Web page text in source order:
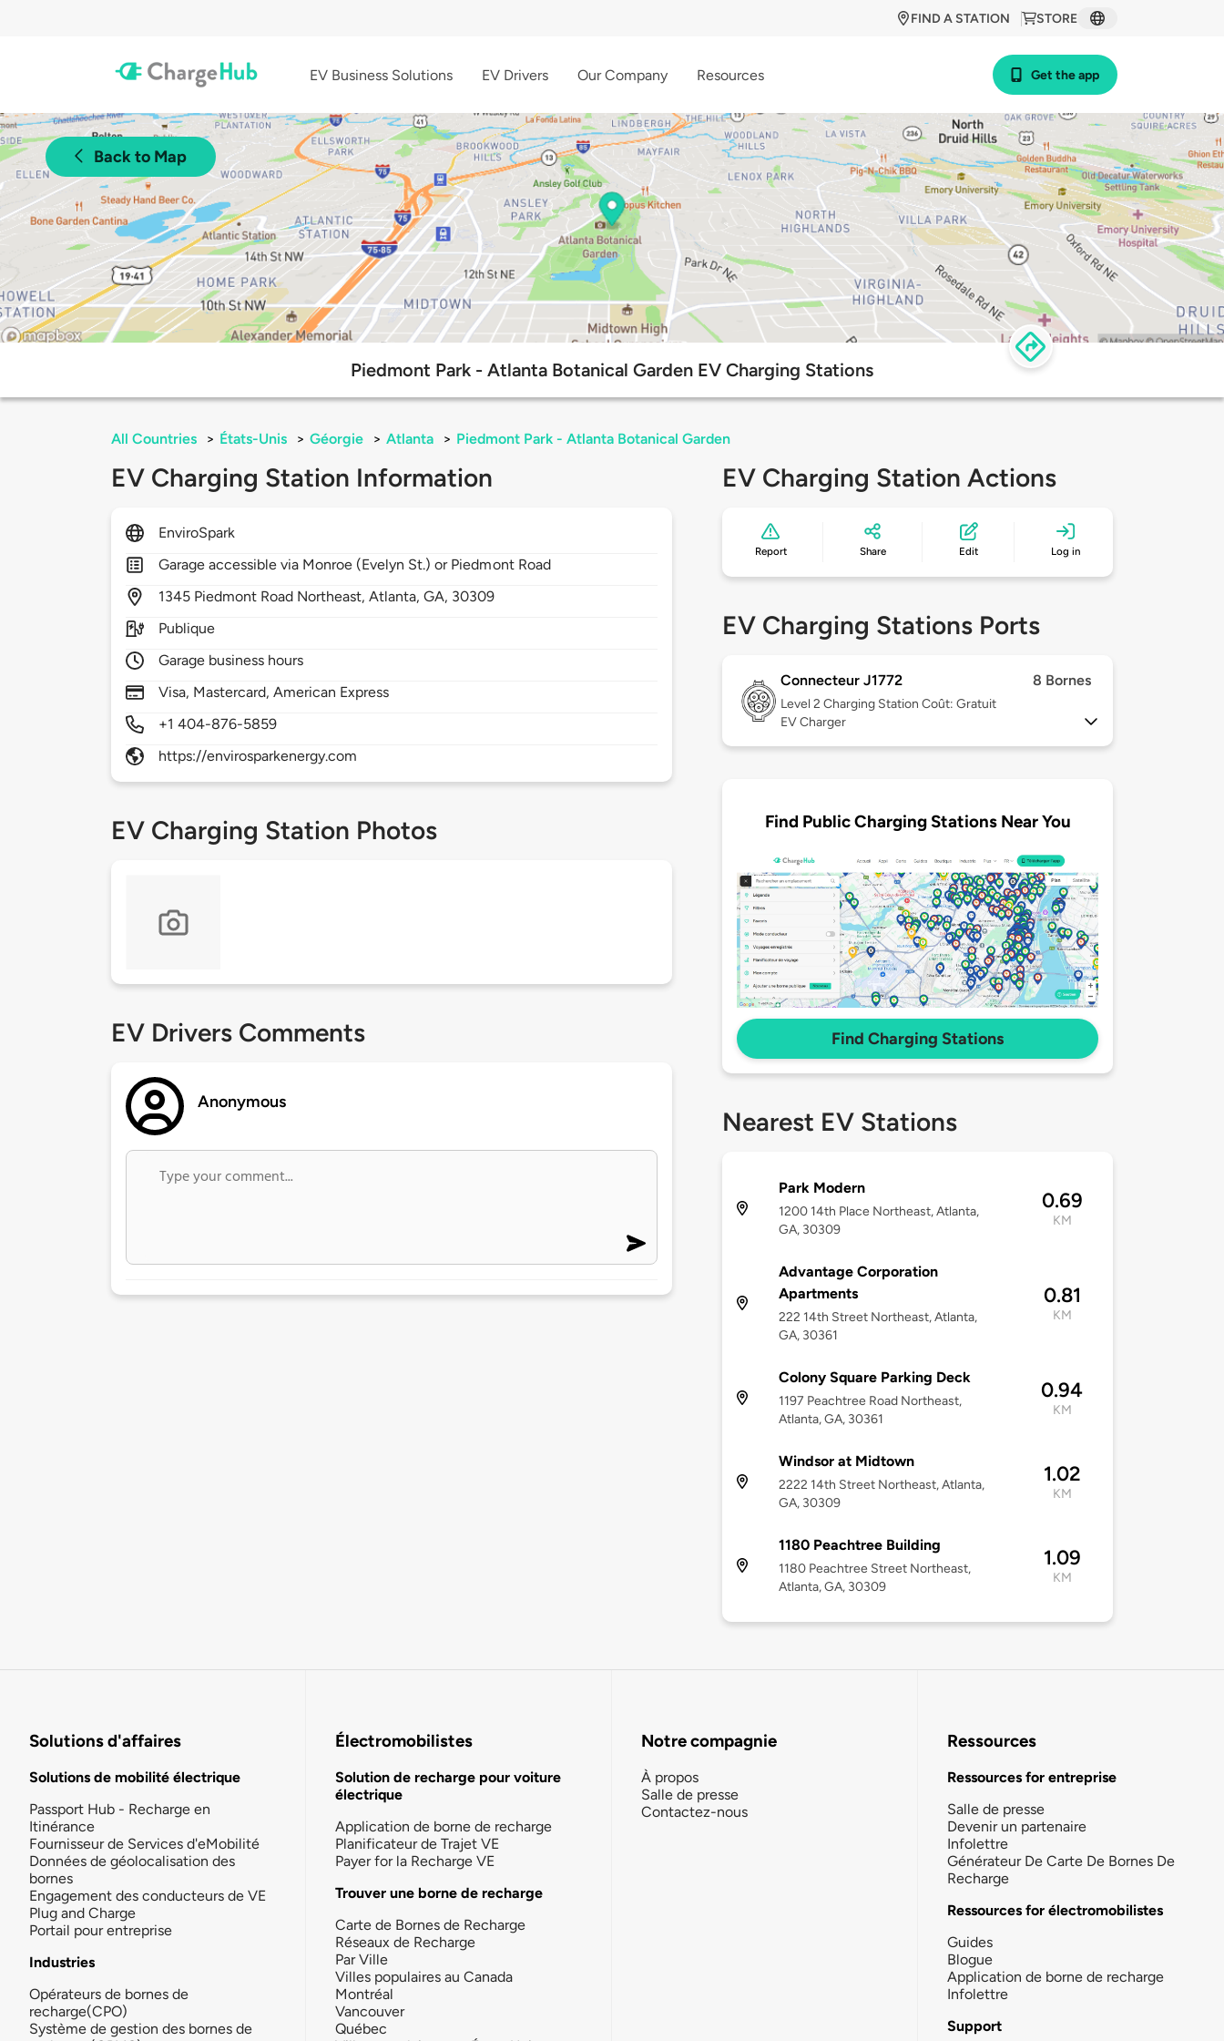
STORE
FIND A STATION
EV Business Solutions EV Drivers Our Company Resources Get the app
Back to Map
Piedmont Park - Atlanta Botanical Garden EV Charging Stations
All Countries > États-Unis > Géorgie > Atlanta > Piedmont Park - Atlanta Botanical Garden
EV Charging Station Information
EnviroSpark
Garage accessible via Monroe (Evelyn St.) or Piedmont Road
1345 Piedmont Road Northeast,Atlanta,GA, 30309
Publique
Garage business hours
Visa, Mastercard, American Express
+1 404-876-5859
https://envirosparkenergy.com
EV Charging Station Photos
EV Drivers Comments
Anonymous
EV Charging Station Actions
Report Share Edit Log in
EV Charging Stations Ports
Connecteur J1772 8 Bornes
Level 2 Charging Station Coût: Gratuit
EV Charger
Find Public Charging Stations Near You
Find Charging Stations
Nearest EV Stations
Park Modern
1200 14th Place Northeast, Atlanta,
GA, 30309
0.69
KM
Advantage Corporation
Apartments
222 14th Street Northeast, Atlanta,
GA, 30361
0.81
KM
Colony Square Parking Deck
1197 Peachtree Road Northeast,
Atlanta, GA, 30361
0.94
KM
Windsor at Midtown
2222 14th Street Northeast, Atlanta,
GA, 30309
1.02
KM
1180 Peachtree Building
1180 Peachtree Street Northeast,
Atlanta, GA, 30309
1.09
KM
Solutions d'affaires
Solutions de mobilité électrique
Passport Hub - Recharge en
Itinérance
Fournisseur de Services d'eMobilité
Données de géolocalisation des
bornes
Engagement des conducteurs de VE
Plug and Charge
Portail pour entreprise
Industries
Opérateurs de bornes de
recharge(CPO)
Système de gestion des bornes de
Électromobilistes
Solution de recharge pour voiture
électrique
Application de borne de recharge
Planificateur de Trajet VE
Payer for la Recharge VE
Trouver une borne de recharge
Carte de Bornes de Recharge
Réseaux de Recharge
Par Ville
Villes populaires au Canada
Montréal
Vancouver
Québec
Notre compagnie
À propos
Salle de presse
Contactez-nous
Ressources
Ressources for entreprise
Salle de presse
Devenir un partenaire
Infolettre
Générateur De Carte De Bornes De
Recharge
Ressources for électromobilistes
Guides
Blogue
Application de borne de recharge
Infolettre
Support